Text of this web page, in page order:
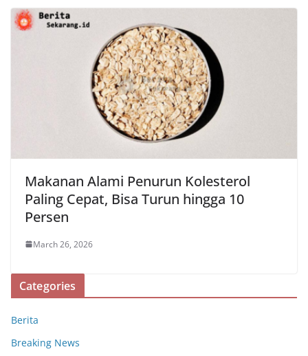
Makanan Alami Penurun Kolesterol
Paling Cepat, Bisa Turun hingga 10
Persen
March 26, 2026
Categories
Berita
Breaking News